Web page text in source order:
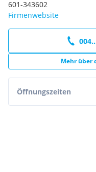
601-343602
Firmenwebsite
Mehr über
Öffnungszeiten